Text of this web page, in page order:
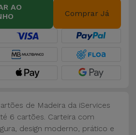
AO
Comprar Já
de Madeira da iServices
6 cartões. Carteira com
design moderno, prático e